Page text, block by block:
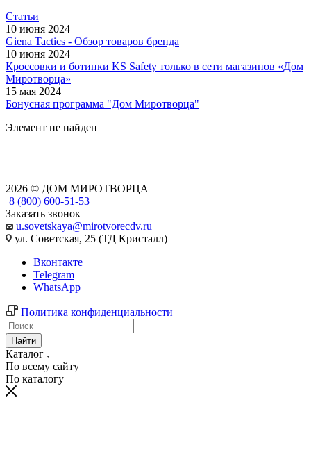
Статьи
10 июня 2024
Giena Tactics - Обзор товаров бренда
10 июня 2024
Кроссовки и ботинки KS Safety только в сети магазинов «Дом
Миротворца»
15 мая 2024
Бонусная программа "Дом Миротворца"
Элемент не найден
2026 © ДОМ МИРОТВОРЦА
8 (800) 600-51-53
Заказать звонок
u.sovetskaya@mirotvorecdv.ru
ул. Советская, 25 (ТД Кристалл)
Вконтакте
Telegram
WhatsApp
Политика конфиденциальности
Найти
Каталог
По всему сайту
По каталогу